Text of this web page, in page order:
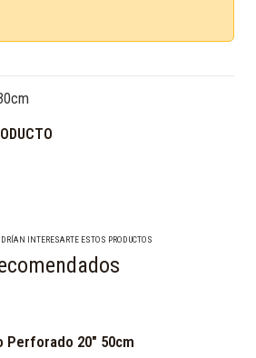
INTERESARTE ESTOS PRODUCTOS
Perforado 20" 50cm